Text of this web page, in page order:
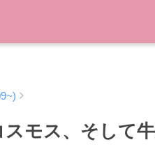
モス、そして